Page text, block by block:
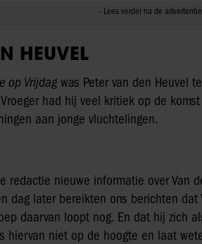
HEUVEL
op Vrijdagwas Peter van den Heuvel
had hij veel kritiek op de
aan jonge vluchtelingen.
redactie nieuwe informatie over Van
dag later bereikten ons berichten
daarvan loopt nog. En dat hij zich
hiervan niet op de hoogte en laat